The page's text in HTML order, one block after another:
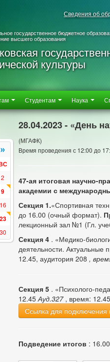
Сведения об
государственное бюджетное
высшего образования
культуры
Студентам Наука
»
2
9
16
23
30
28.04.2023 - «День
(МГАФК)
Время проведения с 12:00 до
47-ая итоговая научно-
академии с
Секция 1.«Спортивная
до 16.00 (очный формат). П
лекционный зал №1 (Гл.
Секция 4 . «Медико-
деятельности.
12.45, аудитория 208 ,
Секция 5 . «Психолого-
12.45Ауд.327 , время:
Ссылка для
Подведение итогов :